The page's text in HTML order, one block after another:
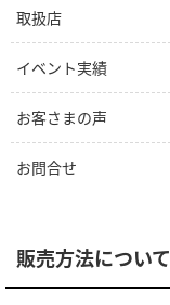
取扱店
イベント実績
お客さまの声
お問合せ
販売方法について